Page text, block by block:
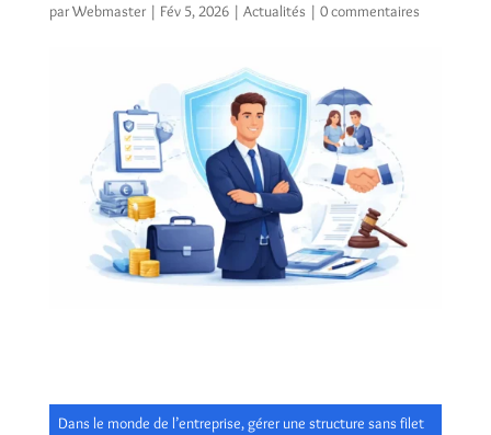
parWebmaster| Fév 5, 2026| Actualités | 0 commentaires
Dans le monde de l’entreprise, gérer une structure sans filet